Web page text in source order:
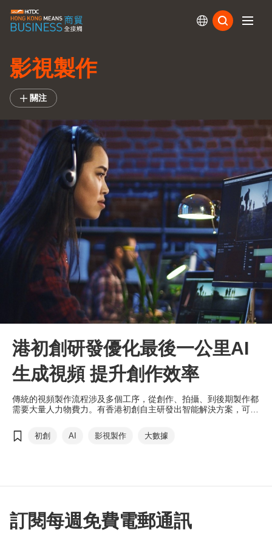
影視製作
關注
港初創研發優化最後一公里AI
生成視頻 提升創作效率
傳統的視頻製作流程涉及多個工序，從創作、拍攝、到後期製作都
需要大量人力物費力。有香港初創自主研發出智能解決方案，可優
初創 AI 影視製作 大數據
訂閱每週免費電郵通訊